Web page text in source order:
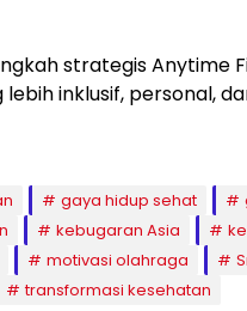
strategis Anytime
inklusif, personal,
gaya hidup sehat
kebugaran Asia
motivasi olahraga
transformasi kesehatan